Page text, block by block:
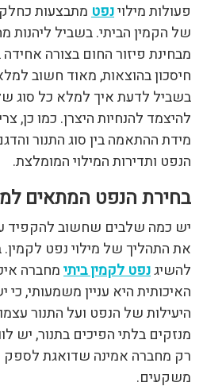
פעולות מילוינפטמתבצעות
של הקמין הביתי. בשביל ליהנות
מבחינת פיזור החום בצורה
חיסכון בהוצאות, מאוד חשוב
בשביל לדעת איך למלא כל סוג
להיצמד להנחיות היצרן. כמו כן,
מידת ההתאמה בין סוג התנור
הנפט ותדירות המילוי המומלצת.
בחירת הנפט המתאים
יש כמה שלבים שחשוב להקפיד
את התהליך של מילוי נפט
להשיגנפט לקמין ביתימחברה
האיכותית היא עניין משמעותי,
היעילות של הנפט ועל התנור
מנזקים בלתי הפיכים בתנור, יש
רק מחברה אמינה שדואגת לספק
משקעים.